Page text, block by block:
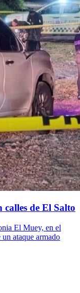
calles de El Salto
El Muey, en el
ataque armado